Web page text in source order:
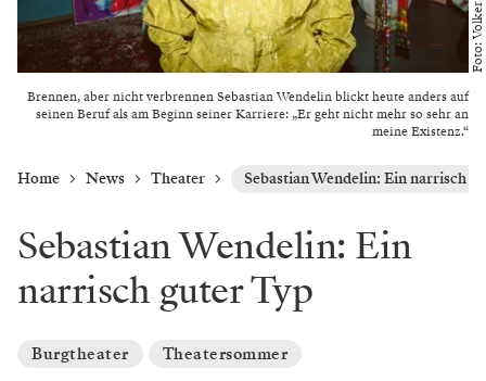
Brennen, aber nicht verbrennen Sebastian Wendelin blickt heute anders auf
seinen Beruf als am Beginn seiner Karriere: „Er geht nicht mehr so sehr an
meine Existenz.“
Home News Theater Sebastian Wendelin: Ein narrisch
Sebastian Wendelin: Ein
narrisch guter Typ
Burgtheater Theatersommer